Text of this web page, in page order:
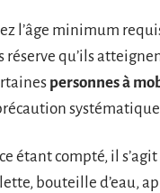
l’âge minimum
réserve qu’ils
personnes à
étant compté, il
bouteille d’eau,